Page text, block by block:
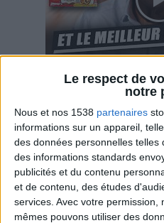
Le respect de
notre
Nous et nos 1538 partenaires
informations sur un appareil,
des données personnelles
des informations standards
publicités et du contenu
et de contenu, des études
services. Avec votre permission,
mêmes pouvons utiliser des
Savane, LU, Pepito,
ces
Webinaires en